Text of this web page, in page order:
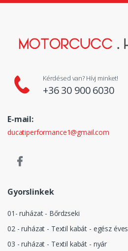
Kérdésed van? Hívj minket!
+36 30 900 6030
E-mail:
ducatiperformance1@gmail.com
Gyorslinkek
01- ruházat - Bőrdzseki
02 - ruházat - Textil kabát - egész éves
03 - ruházat - Textil kabát - nyár